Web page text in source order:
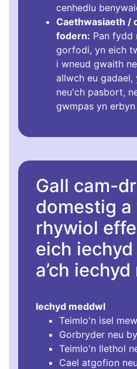
cenhedlu
Caethwasiaeth /
fodern: Pan fydd
gorfodi, yn eich
i wneud gwaith
allwch eu
neu'ch pasbort,
gwmpas yn
Gall cam-
domestig a
rhywiol
eich
a’ch
Iechyd meddwl
Teimlo'n isel
Gorbryder neu
Teimlo'n llethol
Cael atgofion